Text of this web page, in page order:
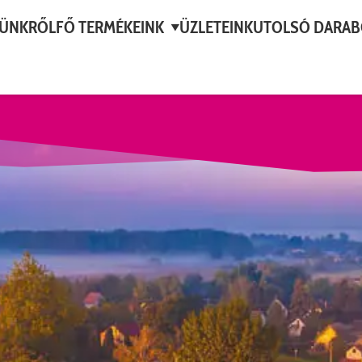
FŐ TERMÉKEINK ▼ÜZLETEINKUTOLSÓ